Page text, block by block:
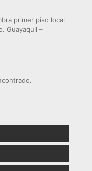
primer piso local
Guayaquil –